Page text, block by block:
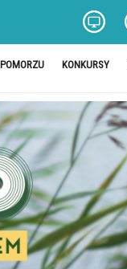
KONKURSY